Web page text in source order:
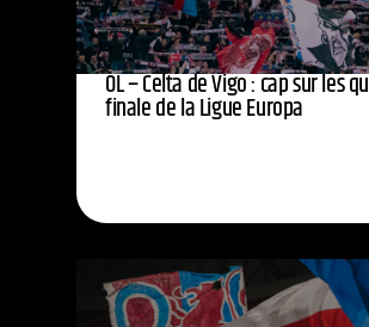
OL – Celta de Vigo : cap sur les
finale de la Ligue Europa